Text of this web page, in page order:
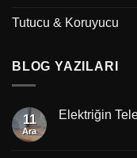
Tutucu & Koruyucu
BLOG YAZILARI
11
Ara
Elektriğin